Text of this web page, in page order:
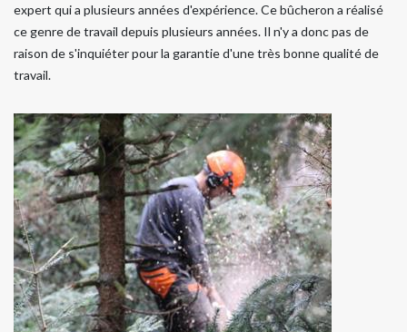
expert qui a plusieurs années d'expérience. Ce bûcheron a réalisé
ce genre de travail depuis plusieurs années. Il n'y a donc pas de
raison de s'inquiéter pour la garantie d'une très bonne qualité de
travail.